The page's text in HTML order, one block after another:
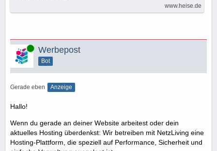
www.heise.de
Online Werbepost
Bot
Gerade eben Anzeige
Hallo!
Wenn du gerade an deiner Website arbeitest oder dein
aktuelles Hosting überdenkst: Wir betreiben mit NetzLiving eine
Hosting-Plattform, die speziell auf Performance, Sicherheit und